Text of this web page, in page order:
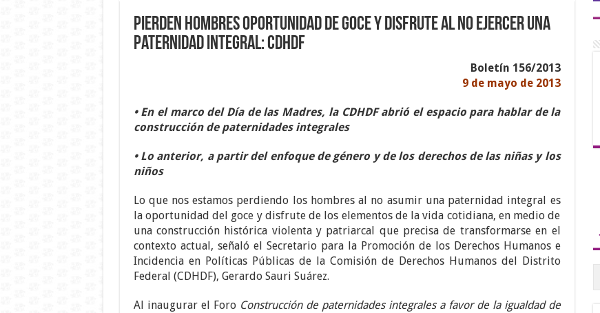
Pierden hombres oportunidad de goce y disfrute al no ejercer una
paternidad integral: CDHDF
Boletín 156/2013
9 de mayo de 2013
• En el marco del Día de las Madres, la CDHDF abrió el espacio para hablar de la
construcción de paternidades integrales
• Lo anterior, a partir del enfoque de género y de los derechos de las niñas y los
niños
Lo que nos estamos perdiendo los hombres al no asumir una paternidad integral es
la oportunidad del goce y disfrute de los elementos de la vida cotidiana, en medio de
una construcción histórica violenta y patriarcal que precisa de transformarse en el
contexto actual, señaló el Secretario para la Promoción de los Derechos Humanos e
Incidencia en Políticas Públicas de la Comisión de Derechos Humanos del Distrito
Federal (CDHDF), Gerardo Sauri Suárez.
Al inaugurar el Foro Construcción de paternidades integrales a favor de la igualdad de